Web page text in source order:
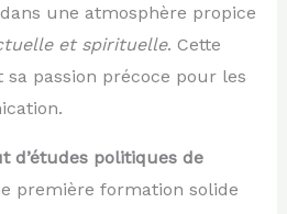
une atmosphère propice
et spirituelle. Cette
passion précoce pour les
d’études politiques de
première formation solide